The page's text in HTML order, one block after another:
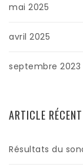
mai 2025
avril 2025
septembre 2023
ARTICLE RÉCENT
Résultats du